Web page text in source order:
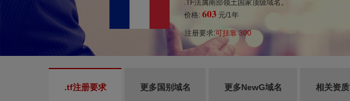
.TF法属南部领土国家顶级域名。
价格: 603 元/1年
注册要求:可挂靠 300
.tf注册要求 更多国别域名 更多NewG域名 相关资质